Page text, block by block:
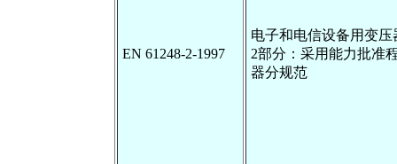
EN 61248-2-1997
电子和电信设备用变
2部分：采用能力批准
器分规范